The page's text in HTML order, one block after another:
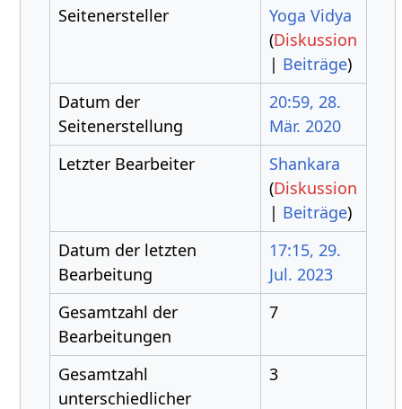
Seitenersteller
Yoga Vidya
(Diskussion
| Beiträge)
Datum der
Seitenerstellung
20:59, 28.
Mär. 2020
Letzter Bearbeiter
Shankara
(Diskussion
| Beiträge)
Datum der letzten
Bearbeitung
17:15, 29.
Jul. 2023
Gesamtzahl der
Bearbeitungen
7
Gesamtzahl
unterschiedlicher
3